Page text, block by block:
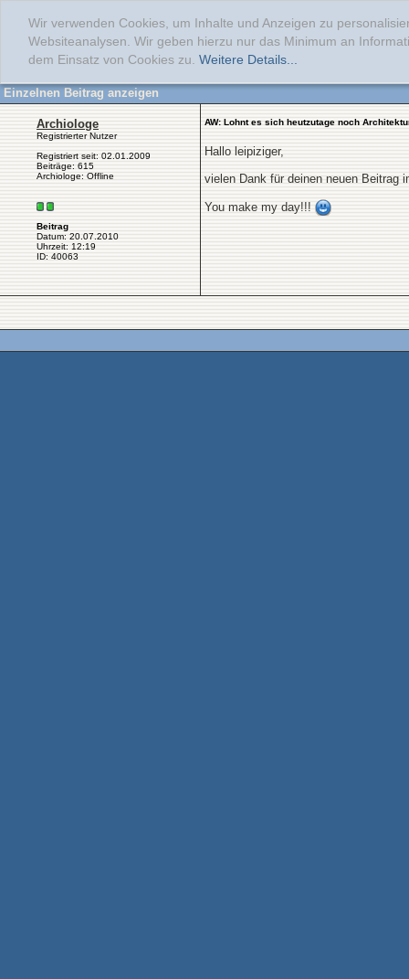
Wir verwenden Cookies, um Inhalte und Anzeigen zu
Websiteanalysen. Wir geben hierzu nur das Minimum an
dem Einsatz von Cookies zu. Weitere Details...
Einzelnen Beitrag anzeigen
Archiologe
Registrierter Nutzer
Registriert seit: 02.01.2009
Beiträge: 615
Archiologe: Offline
Beitrag
Datum: 20.07.2010
Uhrzeit: 12:19
ID: 40063
AW: Lohnt es sich heutzutage noch
Hallo leipiziger,
vielen Dank für deinen neuen Beitrag
You make my day!!!